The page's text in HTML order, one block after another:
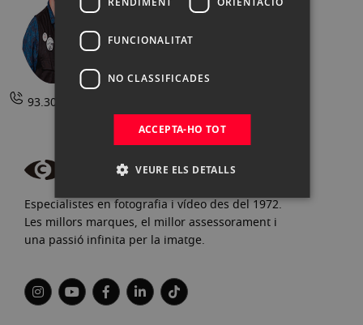
coneix-los
93.302.73.63 |
Especialistes en fotografia i vídeo des del 1972.
Les millors marques, el millor assessorament i
una passió infinita per la imatge.
FUNCIONALITAT
NO CLASSIFICADES
ACCEPTA-HO TOT
VEURE ELS DETALLS